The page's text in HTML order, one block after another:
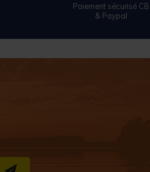
Paiement sécurisé CB
& Paypal